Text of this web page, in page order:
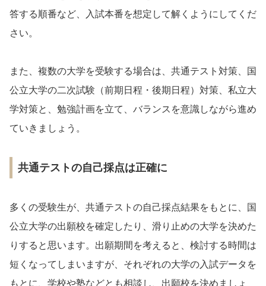
答する順番など、入試本番を想定して解くようにしてくだ
さい。
また、複数の大学を受験する場合は、共通テスト対策、国
公立大学の二次試験（前期日程・後期日程）対策、私立大
学対策と、勉強計画を立て、バランスを意識しながら進め
ていきましょう。
共通テストの自己採点は正確に
多くの受験生が、共通テストの自己採点結果をもとに、国
公立大学の出願校を確定したり、滑り止めの大学を決めた
りすると思います。出願期間を考えると、検討する時間は
短くなってしまいますが、それぞれの大学の入試データを
もとに、学校や塾などとも相談し、出願校を決めましょ